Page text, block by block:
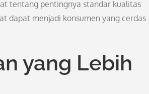
tentang pentingnya standar kualitas
dapat menjadi konsumen yang cerdas
yang Lebih